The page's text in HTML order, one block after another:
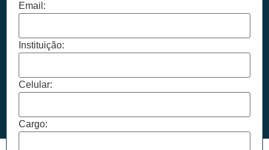
Email:
Instituição:
Celular:
Cargo: